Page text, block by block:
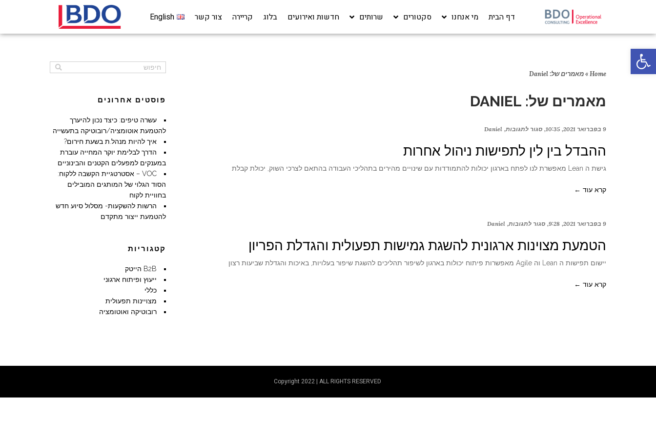
פתח סרגל נגישות
דף הבית מי אנחנו סקטורים שרותים חדשות ואירועים בלוג קריירה‎ צור קשר English
Home
»מאמרים של: Daniel
מאמרים של: DANIEL
9 בפברואר 2021 10:35 סגור לתגובות Daniel
ההבדל בין לין לתפישות ניהול אחרות
גישת ה Lean מאפשרת לנו לפתח בארגון יכולות להתמודדות עם שינויים מהירים בתהליכי העבודה בהתאם לצרכי השוק, יכולת קבלת
קרא עוד ←
9 בפברואר 2021 9:28 סגור לתגובות Daniel
הטמעת מצוינות ארגונית להשגת גמישות תפעולית והגדלת הפריון
יישום תפישות ה Lean וה Agile מאפשרות פיתוח יכולות בארגון לשיפור תהליכים להשגת שיפור בעלויות, באיכות והגדלת שביעות רצון
קרא עוד ←
פוסטים אחרונים
עשרה טיפים: כיצד נכון להיערך
להטמעת אוטומציה/רובוטיקה בתעשייה
איך להיות מנהל.ת בשעת חירום?
הדרך לבלימת יוקר המחייה עוברת
במענקים למפעלים הקטנים והבינוניים
VOC – אסטרטגיית הקשבה ללקוח:
הסוד הגלוי של המותגים המובילים
בחוויית לקוח
הרשות להשקעות- מסלול סיוע חדש
להטמעת ייצור מתקדם
קטגוריות
B2B הייטק
ייעוץ ופיתוח ארגוני
כללי
מצויינות תפעולית
רובוטיקה ואוטומציה
Copyright 2022 | ALL RIGHTS RESERVED